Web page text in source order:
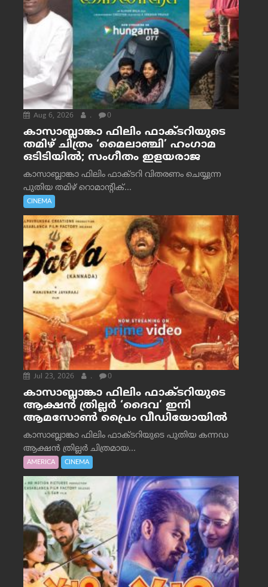
Aug 6, 2026 . 0
കാസാബ്ലാങ്കാ ഫിലിം ഫാക്ടറിയുടെ
തമിഴ് ചിത്രം ‘മൈലാഞ്ചി’ ഹംഗാമ
ഒടിടിയിൽ; സംഗീതം ഇളയരാജ
കാസാബ്ലാങ്കാ ഫിലിം ഫാക്ടറി വിതരണം ചെയ്യുന്ന
പുതിയ തമിഴ് റൊമാന്റിക്...
CINEMA
Jul 23, 2026 . 0
കാസാബ്ലാങ്കാ ഫിലിം ഫാക്ടറിയുടെ
ആക്ഷൻ ത്രില്ലർ ‘ദൈവ’ ഇനി
ആമസോൺ പ്രൈം വീഡിയോയിൽ
കാസാബ്ലാങ്കാ ഫിലിം ഫാക്ടറിയുടെ പുതിയ കന്നഡ
ആക്ഷൻ ത്രില്ലർ ചിത്രമായ...
AMERICA CINEMA